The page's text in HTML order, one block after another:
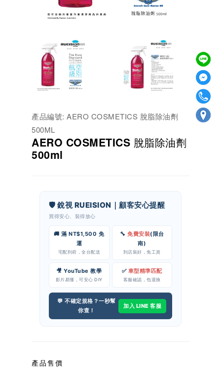
產品編號: AERO COSMETICS 脫脂除油劑
500ML
AERO COSMETICS 脫脂除油劑
500ml
🛡️ 銳視 RUEISION｜顧客安心提醒
買得安心、裝得放心
🚚 滿 NT$1,500 免
運
宅配到府，全台配送
🔧 免費安裝(限台
南)
到店裝好，免工資
🎥 YouTube 教學
影片易懂，可安心 DIY
✅ 車型精準匹配
客服確認，包退換
💬 不確定規格？一秒幫
你查！
加入 LINE 客服
產品售價